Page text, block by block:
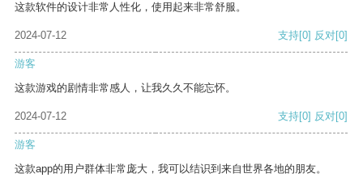
这款软件的设计非常人性化，使用起来非常舒服。
2024-07-12 支持[0] 反对[0]
游客
这款游戏的剧情非常感人，让我久久不能忘怀。
2024-07-12 支持[0] 反对[0]
游客
这款app的用户群体非常庞大，我可以结识到来自世界各地的朋友。